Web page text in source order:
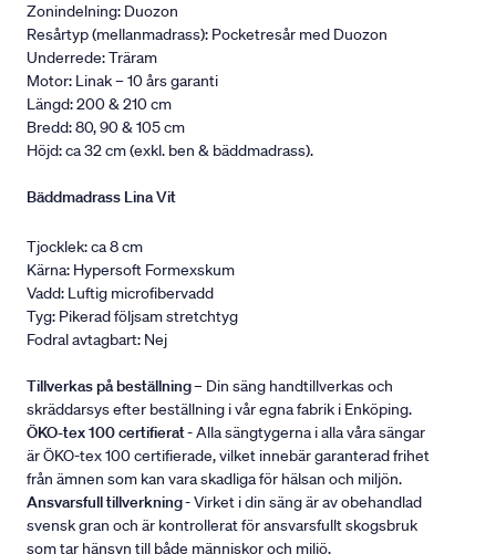
Zonindelning: Duozon
Resårtyp (mellanmadrass): Pocketresår med Duozon
Underrede: Träram
Motor: Linak – 10 års garanti
Längd: 200 & 210 cm
Bredd: 80, 90 & 105 cm
Höjd: ca 32 cm (exkl. ben & bäddmadrass).
Bäddmadrass Lina Vit
Tjocklek: ca 8 cm
Kärna: Hypersoft Formexskum
Vadd: Luftig microfibervadd
Tyg: Pikerad följsam stretchtyg
Fodral avtagbart: Nej
Tillverkas på beställning– Din säng handtillverkas och
skräddarsys efter beställning i vår egna fabrik i Enköping.
ÖKO-tex 100 certifierat- Alla sängtygerna i alla våra sängar
är ÖKO-tex 100 certifierade, vilket innebär garanterad frihet
från ämnen som kan vara skadliga för hälsan och miljön.
Ansvarsfull tillverkning- Virket i din säng är av obehandlad
svensk gran och är kontrollerat för ansvarsfullt skogsbruk
som tar hänsyn till både människor och miljö.